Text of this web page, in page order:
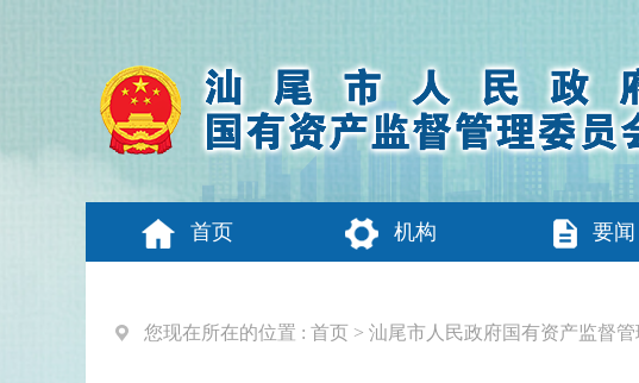
首页 机构 要闻
您现在所在的位置 : 首页 > 汕尾市人民政府国有资产监督